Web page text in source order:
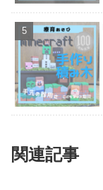
関連記事